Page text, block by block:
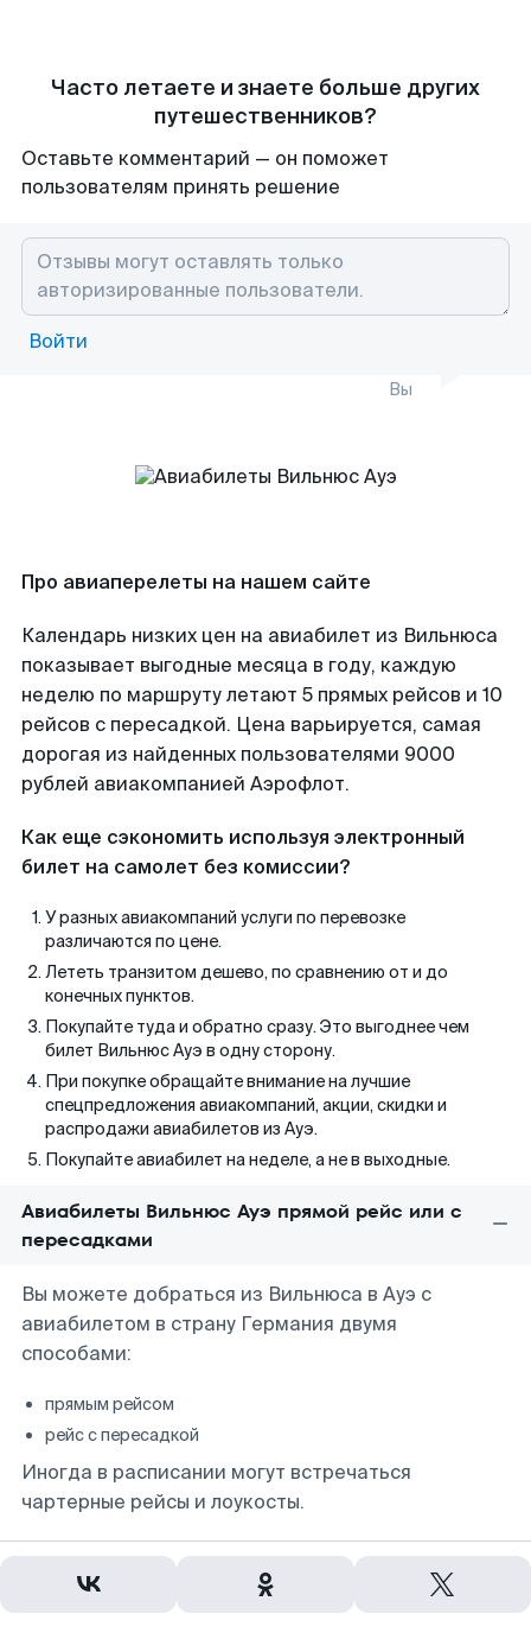
Часто летаете и знаете больше других
путешественников?
Оставьте комментарий — он поможет
пользователям принять решение
Войти
Вы
Про авиаперелеты на нашем сайте
Календарь низких цен на авиабилет из Вильнюса
показывает выгодные месяца в году, каждую
неделю по маршруту летают 5 прямых рейсов и 10
рейсов с пересадкой. Цена варьируется, самая
дорогая из найденных пользователями 9000
рублей авиакомпанией Аэрофлот.
Как еще сэкономить используя электронный
билет на самолет без комиссии?
У разных авиакомпаний услуги по перевозке
различаются по цене.
Лететь транзитом дешево, по сравнению от и до
конечных пунктов.
Покупайте туда и обратно сразу. Это выгоднее чем
билет Вильнюс Ауэ в одну сторону.
При покупке обращайте внимание на лучшие
спецпредложения авиакомпаний, акции, скидки и
распродажи авиабилетов из Ауэ.
Покупайте авиабилет на неделе, а не в выходные.
Авиабилеты Вильнюс Ауэ прямой рейс или с
пересадками
Вы можете добраться из Вильнюса в Ауэ с
авиабилетом в страну Германия двумя
способами:
прямым рейсом
рейс с пересадкой
Иногда в расписании могут встречаться
чартерные рейсы и лоукосты.